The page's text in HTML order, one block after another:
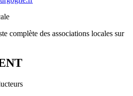
complète des associations locales sur